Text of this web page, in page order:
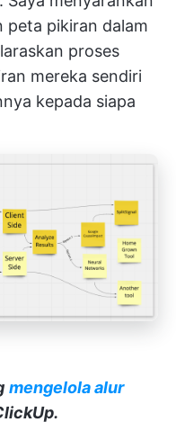
peta pikiran dalam
proses
mereka sendiri
kepada siapa
mengelola alur